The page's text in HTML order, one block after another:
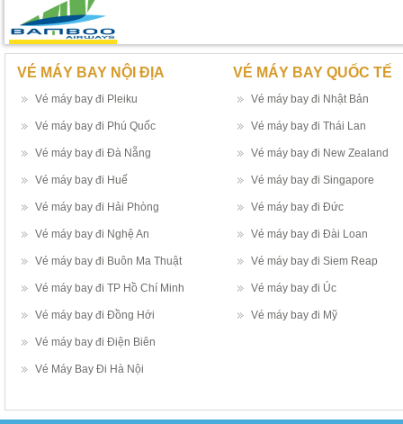
VÉ MÁY BAY NỘI ĐỊA
Vé máy bay đi Pleiku
Vé máy bay đi Phú Quốc
Vé máy bay đi Đà Nẵng
Vé máy bay đi Huế
Vé máy bay đi Hải Phòng
Vé máy bay đi Nghệ An
Vé máy bay đi Buôn Ma Thuật
Vé máy bay đi TP Hồ Chí Minh
Vé máy bay đi Đồng Hới
Vé máy bay đi Điện Biên
Vé Máy Bay Đi Hà Nội
VÉ MÁY BAY QUỐC TẾ
Vé máy bay đi Nhật Bản
Vé máy bay đi Thái Lan
Vé máy bay đi New Zealand
Vé máy bay đi Singapore
Vé máy bay đi Đức
Vé máy bay đi Đài Loan
Vé máy bay đi Siem Reap
Vé máy bay đi Úc
Vé máy bay đi Mỹ